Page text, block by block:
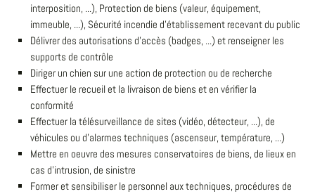
interposition, ...), Protection de biens (valeur, équipement,
immeuble, ...), Sécurité incendie d'établissement recevant du public
Délivrer des autorisations d'accès (badges, ...) et renseigner les
supports de contrôle
Diriger un chien sur une action de protection ou de recherche
Effectuer le recueil et la livraison de biens et en vérifier la
conformité
Effectuer la télésurveillance de sites (vidéo, détecteur, ...), de
véhicules ou d'alarmes techniques (ascenseur, température, ...)
Mettre en oeuvre des mesures conservatoires de biens, de lieux en
cas d'intrusion, de sinistre
Former et sensibiliser le personnel aux techniques, procédures de